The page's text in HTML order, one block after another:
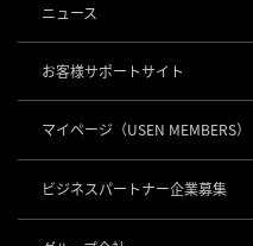
社長メッセージ
事業所一覧
店舗DX
POSレジ 他
USENレジ
USENセルフレジ
USENレジTAB HEALTHCARE
USEN ハンディ
USEN Mobile Order
USEN Tablet Order
USEN Order & Pay
キャッシュレス決済
USEN PAY
USEN PAY QR
KettyBot Pro（配膳）
PuduBot2（配膳）
集客・予約
USEN SMART RESERVE
⁩音楽配信
お役立ち情報
ニュース
お客様サポートサイト
マイページ （USEN MEMBERS）
ビジネスパートナー企業募集